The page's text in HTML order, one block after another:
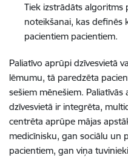
Tiek izstrādāts algoritms
noteikšanai, kas definēs
pacientiem pacientiem.
Paliatīvo aprūpi dzīvesvietā
lēmumu, tā paredzēta
sešiem mēnešiem.
dzīvesvietā ir integrēta,
centrēta aprūpe mājas
medicīnisku, gan sociālu un
pacientiem, gan viņa